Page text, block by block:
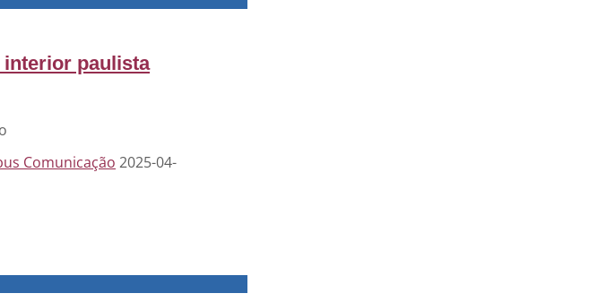
interior paulista
Comunicação 2025-04-